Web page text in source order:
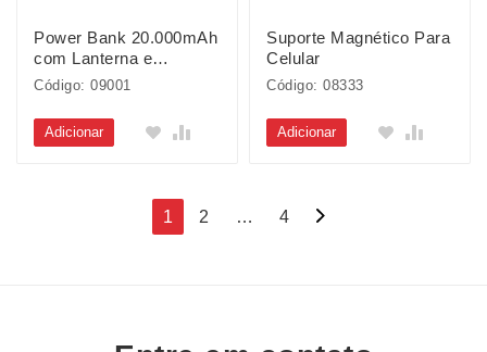
Power Bank 20.000mAh
com Lanterna e
Multissaídas
Código: 09001
Adicionar
Suporte Magnético Para
Celular
Código: 08333
Adicionar
Navegação
1 2 … 4